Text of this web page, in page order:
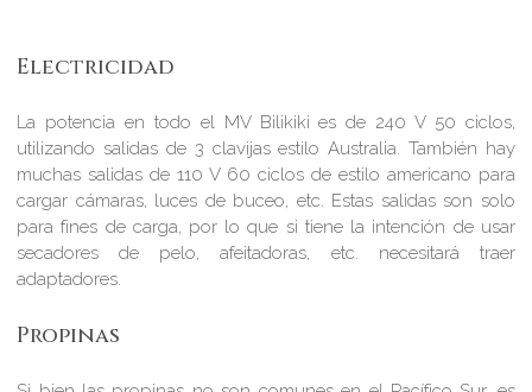
Electricidad
La potencia en todo el MV Bilikiki es de 240 V 50 ciclos,
utilizando salidas de 3 clavijas estilo Australia. También hay
muchas salidas de 110 V 60 ciclos de estilo americano para
cargar cámaras, luces de buceo, etc. Estas salidas son solo
para fines de carga, por lo que si tiene la intención de usar
secadores de pelo, afeitadoras, etc. necesitará traer
adaptadores.
Propinas